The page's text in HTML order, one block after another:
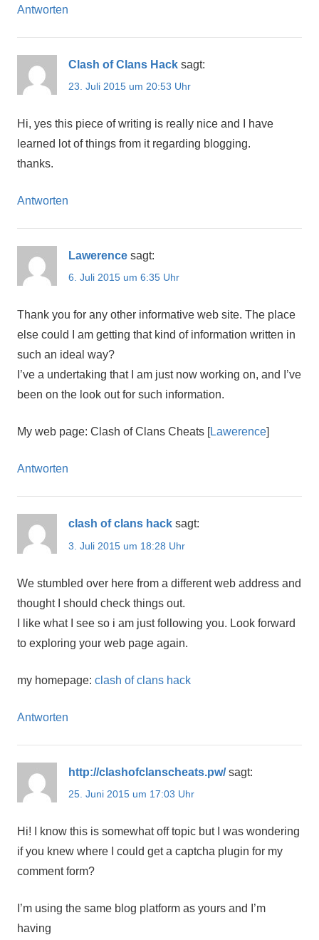
Antworten
Clash of Clans Hack sagt:
23. Juli 2015 um 20:53 Uhr
Hi, yes this piece of writing is really nice and I have
learned lot of things from it regarding blogging.
thanks.
Antworten
Lawerence sagt:
6. Juli 2015 um 6:35 Uhr
Thank you for any other informative web site. The place
else could I am getting that kind of information written in
such an ideal way?
I’ve a undertaking that I am just now working on, and I’ve
been on the look out for such information.
My web page: Clash of Clans Cheats [Lawerence]
Antworten
clash of clans hack sagt:
3. Juli 2015 um 18:28 Uhr
We stumbled over here from a different web address and
thought I should check things out.
I like what I see so i am just following you. Look forward
to exploring your web page again.
my homepage: clash of clans hack
Antworten
http://clashofclanscheats.pw/ sagt:
25. Juni 2015 um 17:03 Uhr
Hi! I know this is somewhat off topic but I was wondering
if you knew where I could get a captcha plugin for my
comment form?
I’m using the same blog platform as yours and I’m
having